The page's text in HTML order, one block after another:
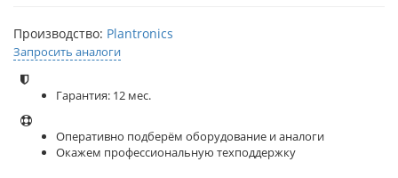
Производство: Plantronics
Запросить аналоги
Гарантия: 12 мес.
Оперативно подберём оборудование и аналоги
Окажем профессиональную техподдержку